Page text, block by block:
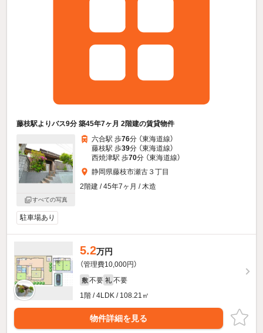
藤枝駅よりバス9分 築45年7ヶ月 2階建の賃貸物件
すべての写真
六合駅 歩76分 （東海道線）
藤枝駅 歩39分 （東海道線）
西焼津駅 歩70分 （東海道線）
静岡県藤枝市瀬古３丁目
2階建 / 45年7ヶ月 / 木造
駐車場あり
5.2万円
（管理費10,000円）
敷 不要 礼 不要
1階 / 4LDK / 108.21㎡
物件詳細を見る